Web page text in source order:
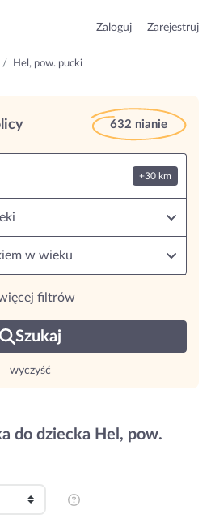
Zaloguj Zarejestruj
Hel, pow. pucki
632 nianie
+30 km
w wieku
filtrów
Szukaj
wyczyść
do dziecka Hel, pow.